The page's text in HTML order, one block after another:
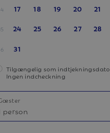
17 18 19 20 21
24 25 26 27 28
31
Tilgængelig som indtjekningsdato
Ingen indcheckning
person